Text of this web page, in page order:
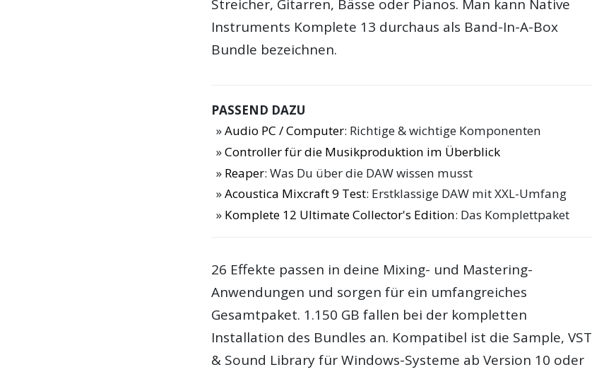
Streicher, Gitarren, Bässe oder Pianos. Man kann Native
Instruments Komplete 13 durchaus als Band-In-A-Box
Bundle bezeichnen.
PASSEND DAZU
Audio PC / Computer: Richtige & wichtige Komponenten
Controller für die Musikproduktion im Überblick
Reaper: Was Du über die DAW wissen musst
Acoustica Mixcraft 9 Test: Erstklassige DAW mit XXL-Umfang
Komplete 12 Ultimate Collector's Edition: Das Komplettpaket
26 Effekte passen in deine Mixing- und Mastering-
Anwendungen und sorgen für ein umfangreiches
Gesamtpaket. 1.150 GB fallen bei der kompletten
Installation des Bundles an. Kompatibel ist die Sample, VST
& Sound Library für Windows-Systeme ab Version 10 oder